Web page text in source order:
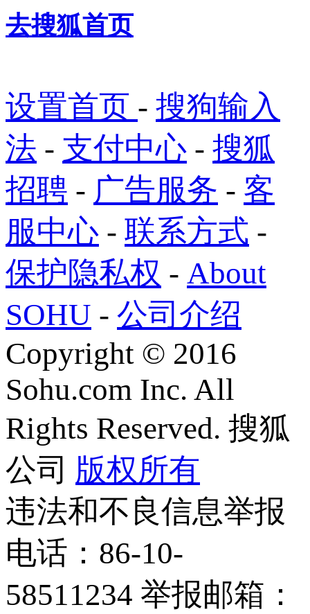
去搜狐首页
设置首页 - 搜狗输入
法 - 支付中心 - 搜狐
招聘 - 广告服务 - 客
服中心 - 联系方式 -
保护隐私权 - About
SOHU - 公司介绍
Copyright © 2016
Sohu.com Inc. All
Rights Reserved. 搜狐
公司 版权所有
违法和不良信息举报
电话：86-10-
58511234 举报邮箱：